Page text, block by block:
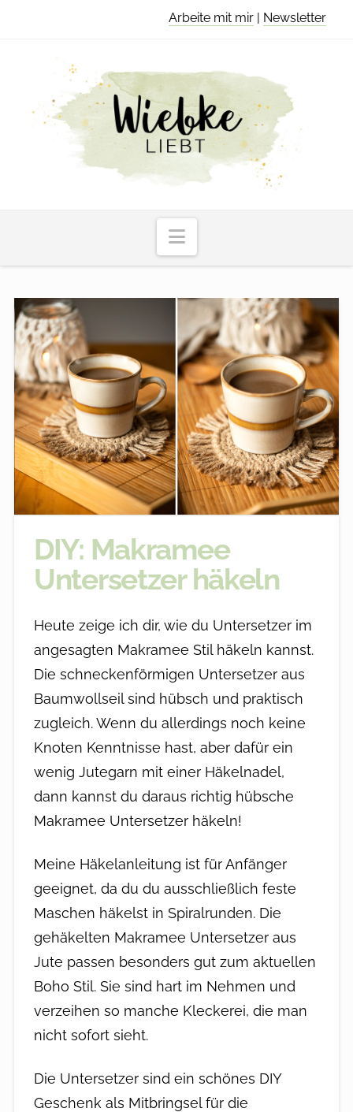
Arbeite mit mir | Newsletter
Navigation
DIY: Makramee
Untersetzer häkeln
Heute zeige ich dir, wie du Untersetzer im
angesagten Makramee Stil häkeln kannst.
Die schneckenförmigen Untersetzer aus
Baumwollseil sind hübsch und praktisch
zugleich. Wenn du allerdings noch keine
Knoten Kenntnisse hast, aber dafür ein
wenig Jutegarn mit einer Häkelnadel,
dann kannst du daraus richtig hübsche
Makramee Untersetzer häkeln!
Meine Häkelanleitung ist für Anfänger
geeignet, da du du ausschließlich feste
Maschen häkelst in Spiralrunden. Die
gehäkelten Makramee Untersetzer aus
Jute passen besonders gut zum aktuellen
Boho Stil. Sie sind hart im Nehmen und
verzeihen so manche Kleckerei, die man
nicht sofort sieht.
Die Untersetzer sind ein schönes DIY
Geschenk als Mitbringsel für die